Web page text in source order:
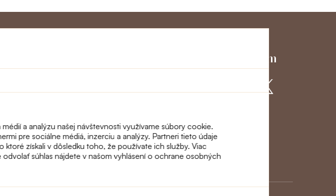
a analýzu našej návštevnosti využívame súbory cookie.
pre sociálne médiá, inzerciu a analýzy. Partneri tieto údaje
získali v dôsledku toho, že používate ich služby. Viac
súhlas nájdete v našom vyhlásení o ochrane osobných
Kontakt
odstúpenie
Mapa stránok
Fitting
Pridajte sa k nám